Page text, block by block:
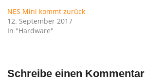
NES Mini kommt zurück
12. September 2017
In "Hardware"
Schreibe einen Kommentar